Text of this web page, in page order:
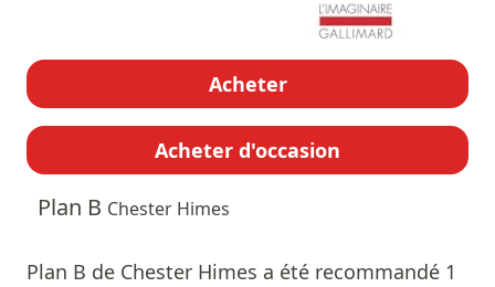
Acheter
Acheter d'occasion
Plan B Chester Himes
Plan B de Chester Himes a été recommandé 1